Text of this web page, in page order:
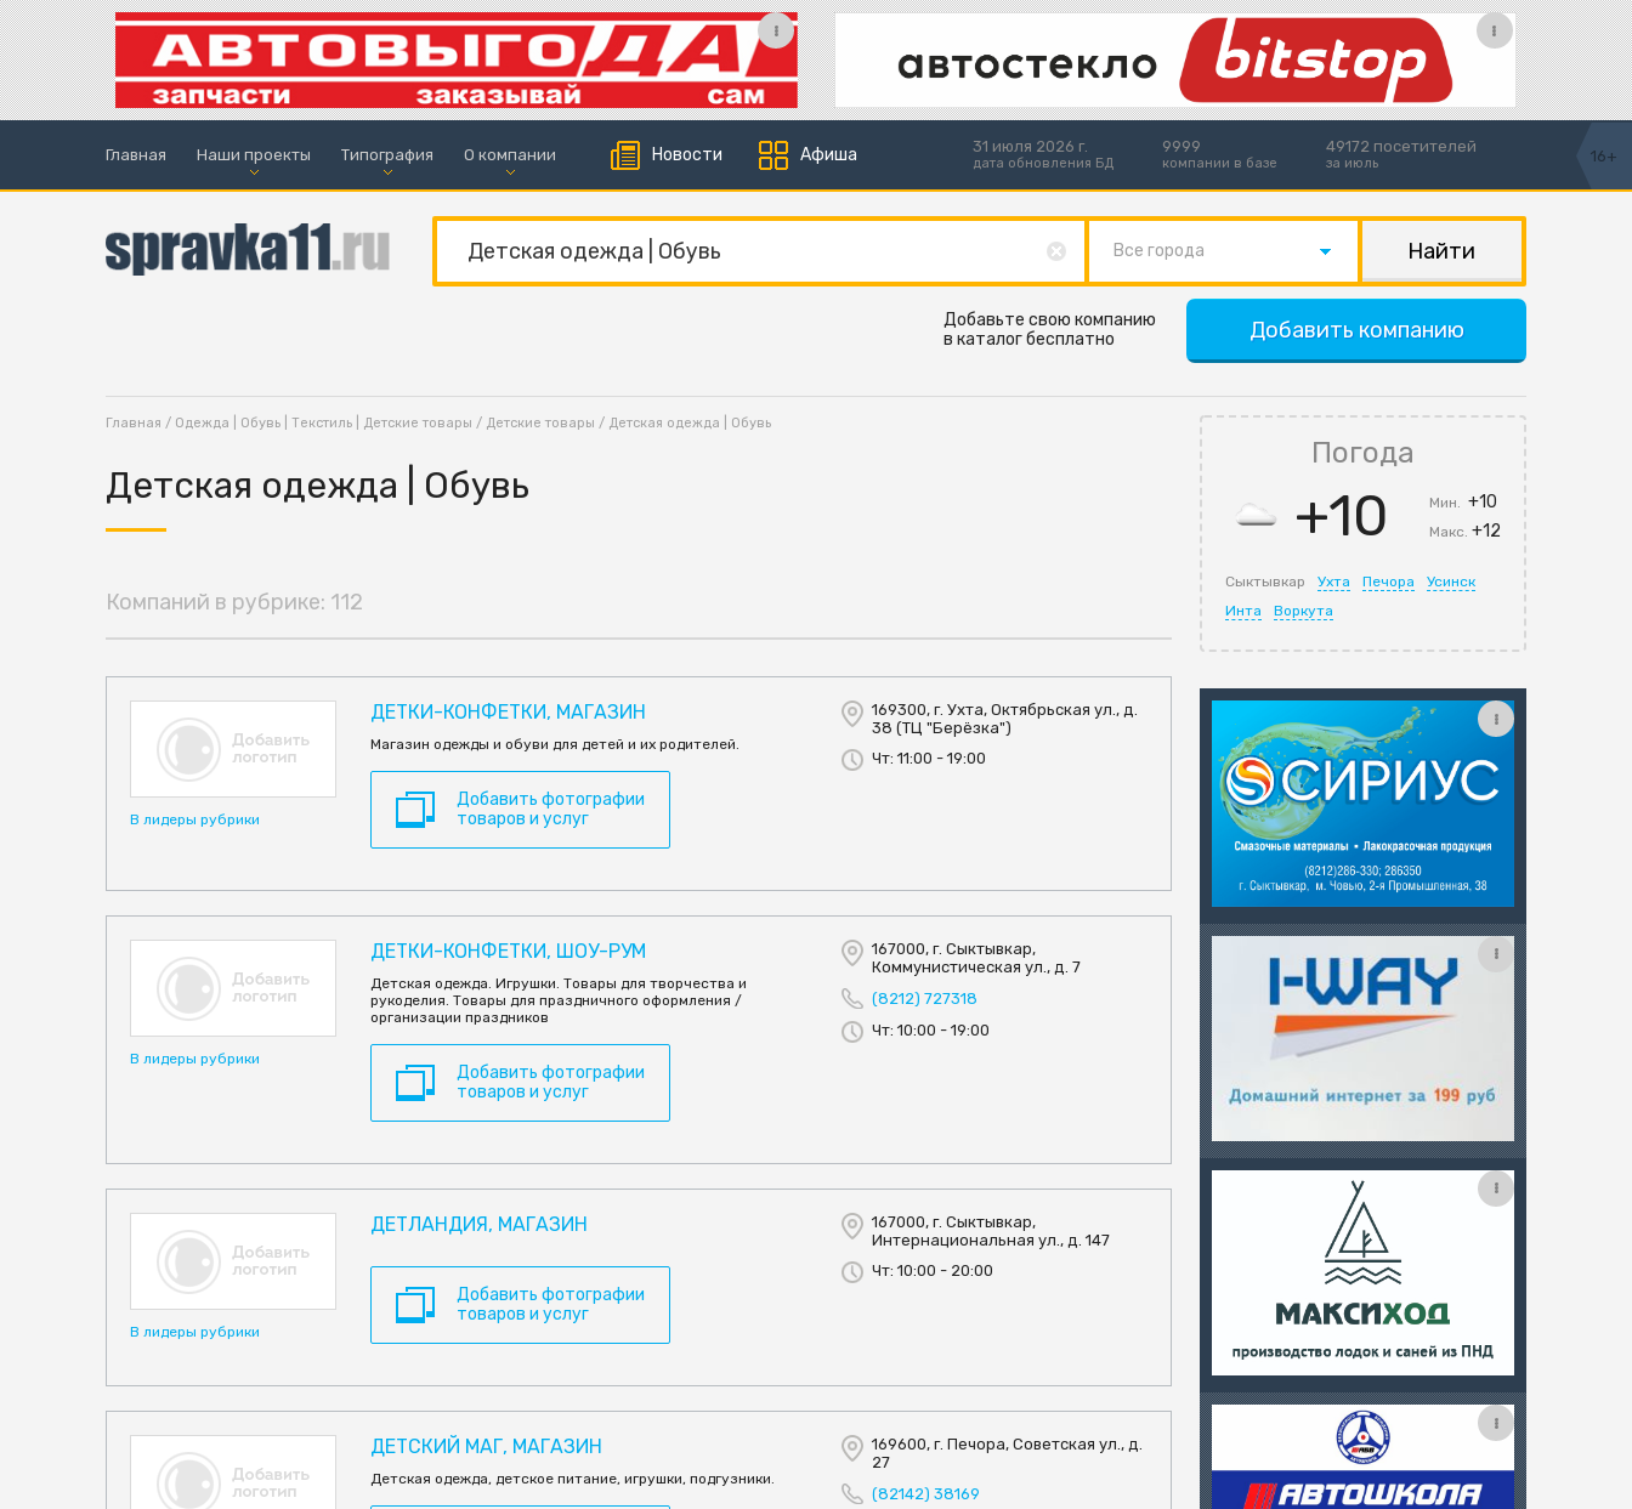
Главная Наши проекты Типография О компании Новости Афиша 31 июля 2026 г.
дата обновления БД
9999
компании в базе
49172 посетителей
за июль 16+
Все города
Добавить компанию
Добавьте свою компанию
в каталог бесплатно
Главная / Одежда | Обувь | Текстиль | Детские товары / Детские товары / Детская одежда | Обувь
Детская одежда | Обувь
Компаний в рубрике: 112
В лидеры рубрики
ДЕТКИ-КОНФЕТКИ, МАГАЗИН
Магазин одежды и обуви для детей и их родителей.
Добавить фотографии
товаров и услуг
169300, г. Ухта, Октябрьская ул., д.
38 (ТЦ "Берёзка")
Чт: 11:00 - 19:00
В лидеры рубрики
ДЕТКИ-КОНФЕТКИ, ШОУ-РУМ
Детская одежда. Игрушки. Товары для творчества и
рукоделия. Товары для праздничного оформления /
организации праздников
Добавить фотографии
товаров и услуг
167000, г. Сыктывкар,
Коммунистическая ул., д. 7
(8212) 727318
Чт: 10:00 - 19:00
В лидеры рубрики
ДЕТЛАНДИЯ, МАГАЗИН
Добавить фотографии
товаров и услуг
167000, г. Сыктывкар,
Интернациональная ул., д. 147
Чт: 10:00 - 20:00
ДЕТСКИЙ МАГ, МАГАЗИН
Детская одежда, детское питание, игрушки, подгузники.
169600, г. Печора, Советская ул., д.
27
(82142) 38169
Погода
+10 Мин.+10
Макс.+12
Сыктывкар Ухта Печора
Усинск
Инта
Воркута